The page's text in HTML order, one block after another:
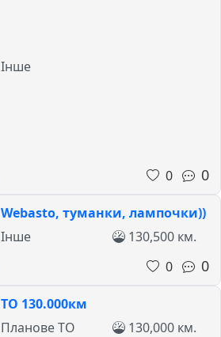
Інше
0 0
Webasto, туманки, лампочки))
Інше
130,500 км.
0
0
ТО 130.000км
Планове ТО
130,000 км.